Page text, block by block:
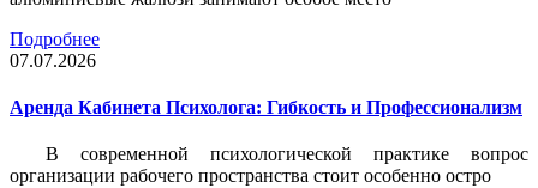
Подробнее
07.07.2026
Аренда Кабинета Психолога: Гибкость и Профессионализм
В современной психологической практике вопрос
организации рабочего пространства стоит особенно остро